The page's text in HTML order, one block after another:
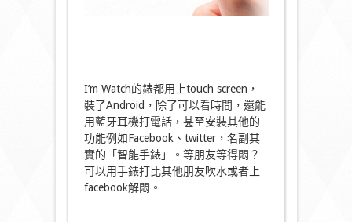
I’m Watch的錶都用上touch screen，
裝了Android，除了可以看時間，還能
用藍牙耳機打電話，甚至安裝其他的
功能例如Facebook、twitter，名副其
實的「智能手錶」。等朋友等得悶？
可以用手錶打比其他朋友吹水或者上
facebook解悶。